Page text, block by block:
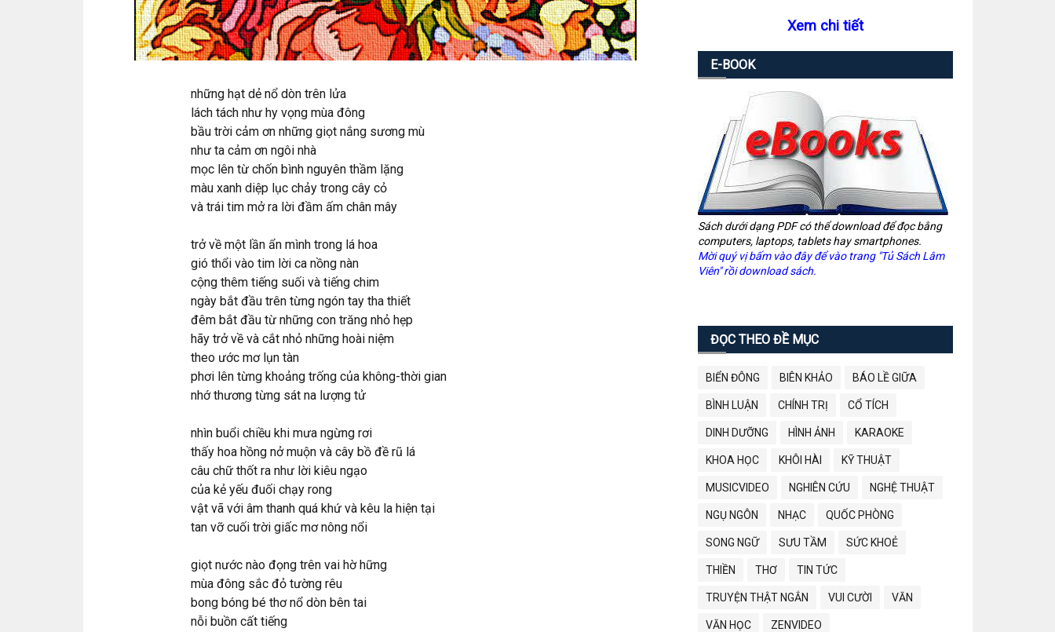
những hạt dẻ nổ dòn trên lửa
lách tách như hy vọng mùa đông
bầu trời cảm ơn những giọt nắng sương mù
như ta cảm ơn ngôi nhà
mọc lên từ chốn bình nguyên thầm lặng
màu xanh diệp lục chảy trong cây cỏ
và trái tim mở ra lời đầm ấm chân mây
trở về một lần ẩn mình trong lá hoa
gió thổi vào tim lời ca nồng nàn
cộng thêm tiếng suối và tiếng chim
ngày bắt đầu trên từng ngón tay tha thiết
đêm bắt đầu từ những con trăng nhỏ hẹp
hãy trở về và cắt nhỏ những hoài niệm
theo ước mơ lụn tàn
phơi lên từng khoảng trống của không-thời gian
nhớ thương từng sát na lượng tử
nhìn buổi chiều khi mưa ngừng rơi
thấy hoa hồng nở muộn và cây bồ đề rũ lá
câu chữ thốt ra như lời kiêu ngạo
của kẻ yếu đuối chạy rong
vật vã với âm thanh quá khứ và kêu la hiện tại
tan vỡ cuối trời giấc mơ nông nổi
giọt nước nào đọng trên vai hờ hững
mùa đông sắc đỏ tường rêu
bong bóng bé thơ nổ dòn bên tai
nỗi buồn cất tiếng
Xem chi tiết
E-BOOK
Sách dưới dạng PDF có thể download để đọc bằng
computers, laptops, tablets hay smartphones.
Mời quý vị bấm vào đây để vào trang "Tủ Sách Lâm
Viên" rồi download sách.
ĐỌC THEO ĐỀ MỤC
BIỂN ĐÔNG BIÊN KHẢO BÁO LỀ GIỮA
BÌNH LUẬN CHÍNH TRỊ CỔ TÍCH
DINH DƯỠNG HÌNH ẢNH KARAOKE
KHOA HỌC KHÔI HÀI KỸ THUẬT
MUSICVIDEO NGHIÊN CỨU NGHỆ THUẬT
NGỤ NGÔN NHẠC QUỐC PHÒNG
SONG NGỮ SƯU TẦM SỨC KHOẺ
THIỀN THƠ TIN TỨC
TRUYỆN THẬT NGẮN VUI CƯỜI VĂN
VĂN HỌC ZENVIDEO